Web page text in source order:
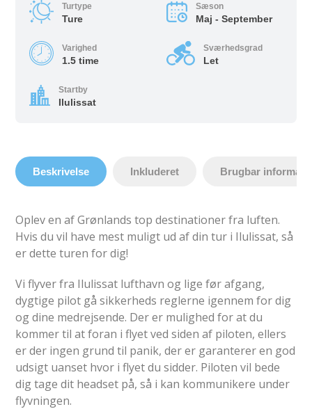
Turtype
Ture
Sæson
Maj - September
Varighed
1.5 time
Sværhedsgrad
Let
Startby
Ilulissat
Beskrivelse Inkluderet Brugbar
Oplev en af Grønlands top destinationer fra luften.
Hvis du vil have mest muligt ud af din tur i Ilulissat, så
er dette turen for dig!
Vi flyver fra Ilulissat lufthavn og lige før afgang,
dygtige pilot gå sikkerheds reglerne igennem for dig
og dine medrejsende. Der er mulighed for at du
kommer til at foran i flyet ved siden af piloten, ellers
er der ingen grund til panik, der er garanterer en god
udsigt uanset hvor i flyet du sidder. Piloten vil bede
dig tage dit headset på, så i kan kommunikere under
flyvningen.